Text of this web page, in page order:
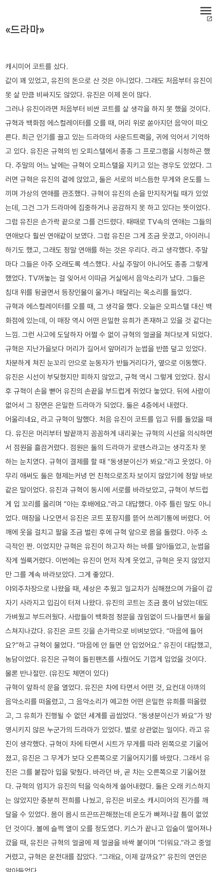
menu
open_in_new
«드라마»
캐시미어 코트를 샀다.
값이 꽤 있었고, 유진의 돈으로 산 것은 아니었다. 그래도 처음부터 유진이
못 살 만큼 비싸지도 않았다. 유진은 이제 돈이 많다.
그러나 유진이라면 처음부터 비싼 코트를 살 생각을 하지 못 했을 것이다.
규혁과 백화점 에스컬레이터를 오를 때, 머리 위로 쏟아지던 음악이 떠오
른다. 최근 인기를 끌고 있는 드라마의 사운드트랙을, 귀에 익어서 기억하
고 있다. 유진은 규혁의 빈 오피스텔에서 종종 그 프로그램을 시청하곤 했
다. 주말의 어느 날에는 규혁이 오피스텔을 지키고 있는 경우도 있었다. 그
러면 규혁은 유진의 곁에 앉았고, 둘은 서로의 비스듬한 무게와 온도를 느
끼며 가상의 연애를 관조했다. 규혁이 유진의 손을 만지작거릴 때가 있었
는데, 그건 그가 드라마에 집중하거나 공감하지 못 하고 있다는 뜻이었다.
그럼 유진은 손가락 끝으로 그를 건드렸다. 때때로 TV속의 연애는 그들의
연애보다 훨씬 연애같이 보였다. 그럼 유진은 그게 조금 웃겼고, 아이러니
하기도 했고, 그래도 정말 연애를 하는 것은 우리다. 라고 생각했다. 주말
마다 그들은 아주 오래도록 섹스했다. 사실 주말이 아니어도 종종 그렇게
했었다. TV꺼놓는 걸 잊어서 이따금 거실에서 음악소리가 났다. 그들은
침대 위를 뒹굴면서 등장인물이 울거나 매달리는 목소리를 들었다.
규혁과 에스컬레이터를 오를 때, 그 생각을 했다. 오늘은 오피스텔 대신 백
화점에 있는데, 이 매장 역시 어떤 은밀한 유희가 존재하고 있을 것 같다는
느낌. 그런 사고에 도달하자 어쩔 수 없이 규혁의 얼굴을 쳐다보게 되었다.
규혁은 지난가을보다 머리가 길어서 앞머리가 눈썹을 반쯤 덮고 있었다.
차분하게 쳐진 눈꼬리 안으로 눈동자가 반들거리다가, 옆으로 이동했다.
유진은 시선이 부딪혔지만 피하지 않았고, 규혁 역시 그렇게 있었다. 잠시
후 규혁이 손을 뻗어 유진의 손끝을 부드럽게 쥐었다 놓았다. 뒤에 사람이
없어서 그 장면은 은밀한 드라마가 되었다. 둘은 4층에서 내렸다.
어울리네요, 라고 규혁이 말했다. 처음 유진이 코트를 입고 뒤를 돌았을 때
다. 유진은 머리부터 발끝까지 꼼꼼하게 내리꽂는 규혁의 시선을 의식하면
서 점원을 흘끔거렸다. 점원은 둘의 드라마가 로맨스라고는 생각조차 못
하는 눈치였다. 규혁이 결제를 할 때 “동생분이신가 봐요.”라고 웃었다. 아
무리 애써도 둘은 형제는커녕 먼 친척으로조차 보이지 않았기에 정말 바보
같은 말이었다. 유진과 규혁이 동시에 서로를 바라보았고, 규혁이 부드럽
게 입 꼬리를 올리며 “아는 후배에요.”라고 대답했다. 아주 틀린 말도 아니
었다. 매장을 나오면서 유진은 코트 포장지를 뜯어 쓰레기통에 버렸다. 어
깨에 옷을 걸치고 팔을 조금 벌린 후에 규혁 앞으로 몸을 돌렸다. 아주 소
극적인 짠. 이었지만 규혁은 유진이 하고자 하는 바를 알아들었고, 눈썹을
작게 씰룩거렸다. 이번에는 유진이 먼저 작게 웃었고, 규혁은 웃지 않았지
만 그를 계속 바라보았다. 그게 좋았다.
야외주차장으로 나왔을 때, 세상은 추웠고 일교차가 심해졌으며 가을이 갑
자기 사라지고 입김이 터져 나왔다. 유진의 코트는 조금 품이 남았는데도
가벼웠고 부드러웠다. 사람들이 백화점 정문을 끊임없이 드나들면서 둘을
스쳐지나갔다. 유진은 코트 깃을 손가락으로 비벼보았다. “마음에 들어
요?”하고 규혁이 물었다. “마음에 안 들면 안 입었어요.” 유진이 대답했고,
농담이었다. 유진은 규혁이 돌핀팬츠를 사줬어도 기껍게 입었을 것이다.
물론 반나절만. (유진도 체면이 있다)
규혁이 앞좌석 문을 열었다. 유진은 차에 타면서 어떤 것, 요컨대 아까의
음악소리를 떠올렸고, 그 음악소리가 예고한 어떤 은밀한 유희를 떠올렸
고, 그 유희가 진행될 수 없던 세계를 곱씹었다. “동생분이신가 봐요”가 방
영시키지 않은 누군가의 드라마가 있었다. 별로 상관없는 일이다. 라고 유
진이 생각했다. 규혁이 차에 타면서 시트가 무게를 따라 왼쪽으로 기울어
졌고, 유진은 그 무게가 보다 오른쪽으로 기울어지기를 바랐다. 그래서 유
진은 그를 붙잡아 입을 맞췄다. 바라던 바, 곧 차는 오른쪽으로 기울어졌
다. 규혁의 엄지가 유진의 턱을 익숙하게 쓸어내렸다. 둘은 오래 키스하지
는 않았지만 충분히 전희를 나눴고, 유진은 비로소 캐시미어의 진가를 깨
달을 수 있었다. 몸이 몹시 뜨끈뜨끈해졌는데 온도가 빠져나갈 틈이 없었
던 것이다. 볼에 슬쩍 열이 오를 정도였다. 키스가 끝나고 입술이 떨어져나
갔을 때, 유진은 규혁의 얼굴에 제 얼굴을 바싹 붙이며 “더워요.”라고 중얼
거렸고, 규혁은 운전대를 잡았다. “그래요, 이제 갈까요?” 유진의 연인은